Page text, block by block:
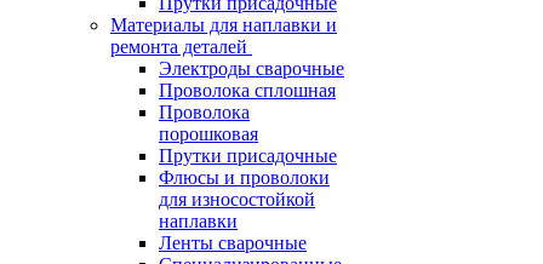
Материалы для наплавки и
ремонта деталей
Электроды сварочные
Проволока сплошная
Проволока
порошковая
Прутки присадочные
Флюсы и проволоки
для износостойкой
наплавки
Ленты сварочные